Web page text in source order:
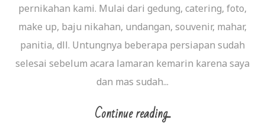
pernikahan kami. Mulai dari gedung, catering, foto,
make up, baju nikahan, undangan, souvenir, mahar,
panitia, dll. Untungnya beberapa persiapan sudah
selesai sebelum acara lamaran kemarin karena saya
dan mas sudah...
Continue reading...